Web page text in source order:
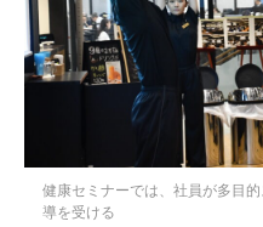
健康セミナーでは、社員が多目
導を受ける